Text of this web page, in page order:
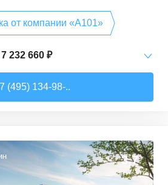
от компании «А101»
7 232 660 ₽
3 предложения
от 13 342 080 ₽
(495) 134-98-..
3,7